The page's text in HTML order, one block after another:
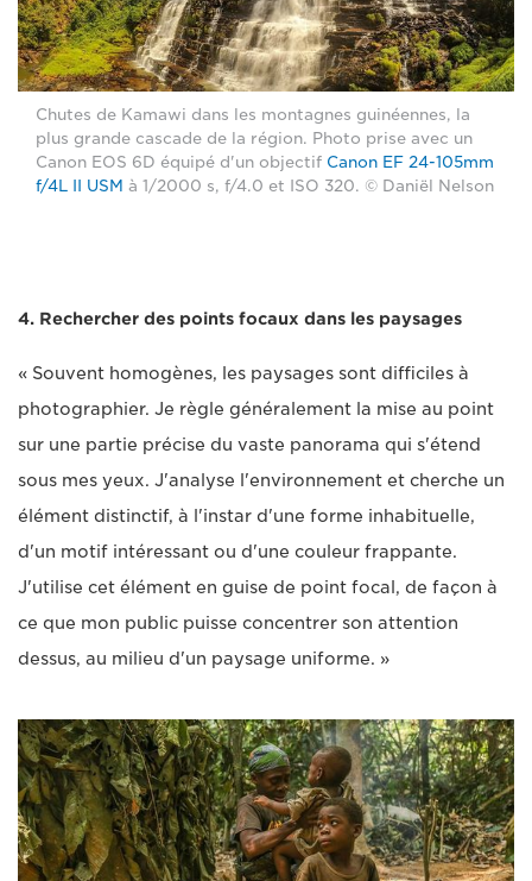
Chutes de Kamawi dans les montagnes guinéennes, la
plus grande cascade de la région. Photo prise avec un
Canon EOS 6D équipé d'un objectif Canon EF 24-105mm
f/4L II USM à 1/2000 s, f/4.0 et ISO 320. © Daniël Nelson
4. Rechercher des points focaux dans les paysages
« Souvent homogènes, les paysages sont difficiles à
photographier. Je règle généralement la mise au point
sur une partie précise du vaste panorama qui s'étend
sous mes yeux. J'analyse l'environnement et cherche un
élément distinctif, à l'instar d'une forme inhabituelle,
d'un motif intéressant ou d'une couleur frappante.
J'utilise cet élément en guise de point focal, de façon à
ce que mon public puisse concentrer son attention
dessus, au milieu d'un paysage uniforme. »